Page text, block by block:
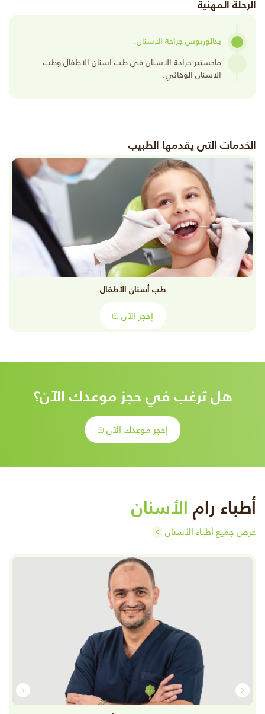
الرحلة المهنية
بكالوريوس جراحة الاسنان.
ماجستير جراحة الاسنان في طب اسنان الاطفال وطب
الاسنان الوقائي.
الخدمات التي يقدمها الطبيب
طب أسنان الأطفال
إحجز الآن
هل ترغب في حجز موعدك الآن؟
إحجز موعدك الآن
أطباء رامالأسنان
عرض جميع أطباء الأسنان